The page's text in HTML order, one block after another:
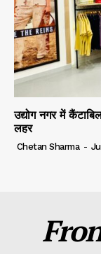
उद्योग नगर में
लहर
Chetan Sharma -